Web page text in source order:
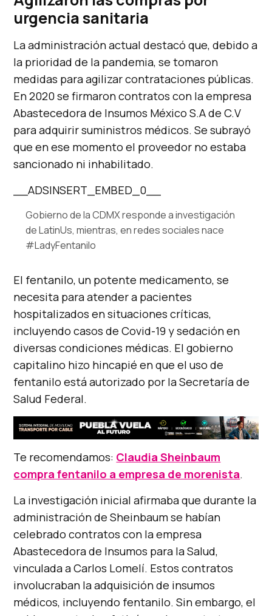
urgencia sanitaria
La administración actual destacó que, debido a
la prioridad de la pandemia, se tomaron
medidas para agilizar contrataciones públicas.
En 2020 se firmaron contratos con la empresa
Abastecedora de Insumos México S.A de C.V
para adquirir suministros médicos. Se subrayó
que en ese momento el proveedor no estaba
sancionado ni inhabilitado.
__ADSINSERT_EMBED_0__
Gobierno de la CDMX responde a investigación
de LatinUs, mientras, en redes sociales nace
#LadyFentanilo
El fentanilo, un potente medicamento, se
necesita para atender a pacientes
hospitalizados en situaciones críticas,
incluyendo casos de Covid-19 y sedación en
diversas condiciones médicas. El gobierno
capitalino hizo hincapié en que el uso de
fentanilo está autorizado por la Secretaría de
Salud Federal.
Te recomendamos: Claudia Sheinbaum
compra fentanilo a empresa de morenista.
La investigación inicial afirmaba que durante la
administración de Sheinbaum se habían
celebrado contratos con la empresa
Abastecedora de Insumos para la Salud,
vinculada a Carlos Lomelí. Estos contratos
involucraban la adquisición de insumos
médicos, incluyendo fentanilo. Sin embargo, el